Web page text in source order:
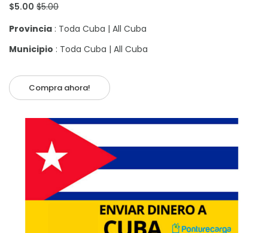
$5.00 $5.00
Provincia : Toda Cuba | All Cuba
Municipio : Toda Cuba | All Cuba
Compra ahora!